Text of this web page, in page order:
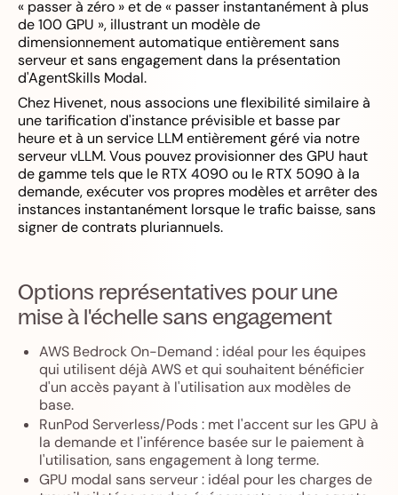
« passer à zéro » et de « passer instantanément à plus
de 100 GPU », illustrant un modèle de
dimensionnement automatique entièrement sans
serveur et sans engagement dans la présentation
d'AgentSkills Modal.
Chez Hivenet, nous associons une flexibilité similaire à
une tarification d'instance prévisible et basse par
heure et à un service LLM entièrement géré via notre
serveur vLLM. Vous pouvez provisionner des GPU haut
de gamme tels que le RTX 4090 ou le RTX 5090 à la
demande, exécuter vos propres modèles et arrêter des
instances instantanément lorsque le trafic baisse, sans
signer de contrats pluriannuels.
Options représentatives pour une
mise à l'échelle sans engagement
AWS Bedrock On-Demand : idéal pour les équipes
qui utilisent déjà AWS et qui souhaitent bénéficier
d'un accès payant à l'utilisation aux modèles de
base.
RunPod Serverless/Pods : met l'accent sur les GPU à
la demande et l'inférence basée sur le paiement à
l'utilisation, sans engagement à long terme.
GPU modal sans serveur : idéal pour les charges de